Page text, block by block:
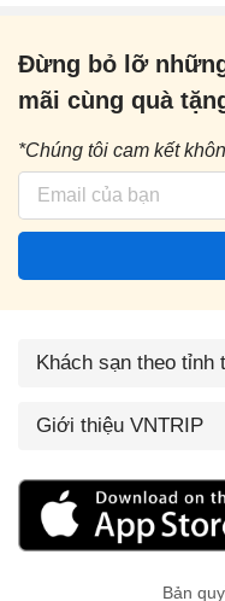
Đừng bỏ lỡ
mãi cùng quà
*Chúng tôi cam kết
Khách sạn theo tỉnh
Giới thiệu VNTRIP
Bản